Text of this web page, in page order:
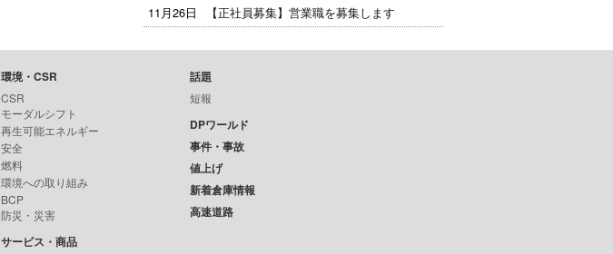
11月26日 【正社員募集】営業職を募集します
環境・CSR
CSR
モーダルシフト
再生可能エネルギー
安全
燃料
環境への取り組み
BCP
防災・災害
サービス・商品
話題
短報
DPワールド
事件・事故
値上げ
新着倉庫情報
高速道路